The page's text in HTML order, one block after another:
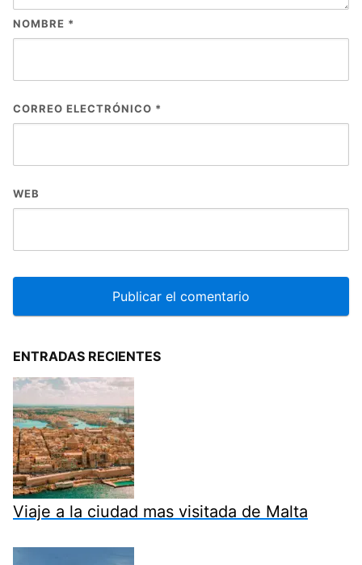
NOMBRE *
CORREO ELECTRÓNICO *
WEB
ENTRADAS RECIENTES
Viaje a la ciudad mas visitada de Malta